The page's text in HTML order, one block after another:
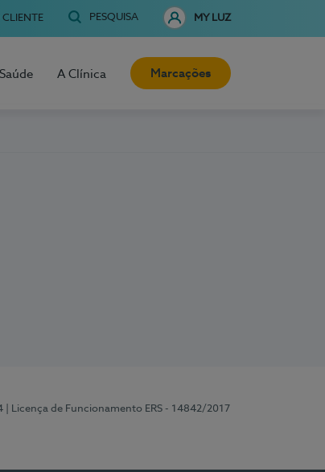
PESQUISA MY LUZ
A Clínica Marcações
| Licença de Funcionamento ERS - 14842/2017